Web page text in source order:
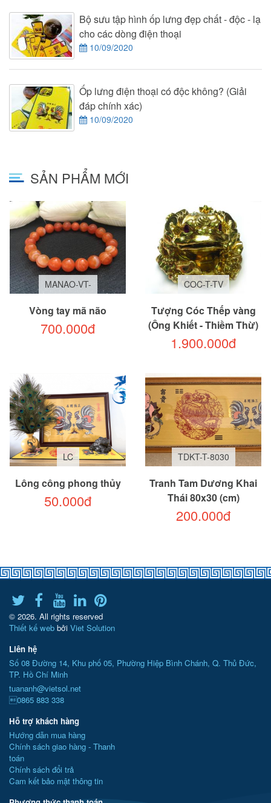
Bộ sưu tập hình ốp lưng đẹp chất - độc - lạ
cho các dòng điện thoại
10/09/2020
Ốp lưng điện thoại có độc không? (Giải
đáp chính xác)
10/09/2020
SẢN PHẨM MỚI
MANAO-VT-
Vòng tay mã não
700.000đ
COC-T-TV
Tượng Cóc Thếp vàng
(Ông Khiết - Thiềm Thừ)
1.900.000đ
LC
Lông công phong thủy
50.000đ
TDKT-T-8030
Tranh Tam Dương Khai
Thái 80x30 (cm)
200.000đ
© 2026. All rights reserved
Thiết kế web bởi Viet Solution
Liên hệ
Số 08 Đường 14, Khu phố 05, Phường Hiệp Bình Chánh, Q. Thủ Đức,
TP. Hồ Chí Minh
tuananh@vietsol.net
0865 883 338
Hỗ trợ khách hàng
Hướng dẫn mua hàng
Chính sách giao hàng - Thanh
toán
Chính sách đổi trả
Cam kết bảo mật thông tin